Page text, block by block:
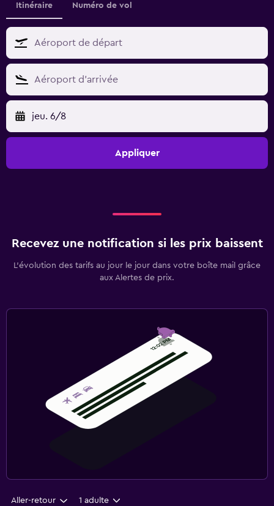
Itinéraire Numéro de vol
jeu. 6/8
Appliquer
Recevez une notification si les prix baissent
L’évolution des tarifs au jour le jour dans votre boîte mail grâce
aux Alertes de prix.
Aller-retour 1 adulte